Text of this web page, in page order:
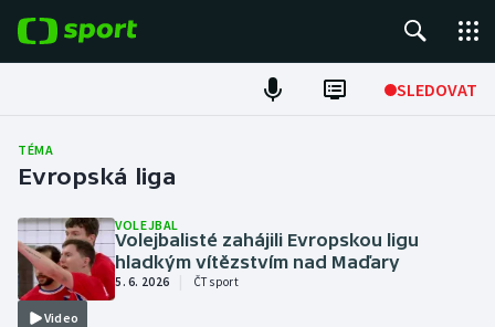
SLEDOVAT
Fotbal
Hokej
Tenis
Atletika
TÉMA
Evropská liga
Video
VOLEJBAL
Volejbalisté zahájili Evropskou ligu
hladkým vítězstvím nad Maďary
5. 6. 2026 ČT sport